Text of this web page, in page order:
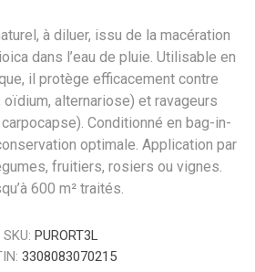
à diluer, issu de la macération
dans l’eau de pluie. Utilisable en
il protège efficacement contre
alternariose) et ravageurs
Conditionné en bag-in-
optimale. Application par
fruitiers, rosiers ou vignes.
600 m² traités.
SKU: PURORT3L
3308083070215